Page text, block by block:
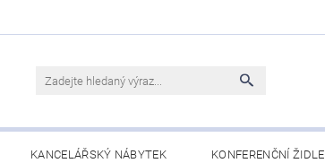
KANCELÁŘSKÝ NÁBYTEK KONFERENČNÍ ŽIDLE